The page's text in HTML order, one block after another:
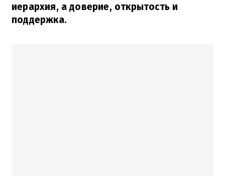
иерархия, а доверие, открытость и
поддержка.